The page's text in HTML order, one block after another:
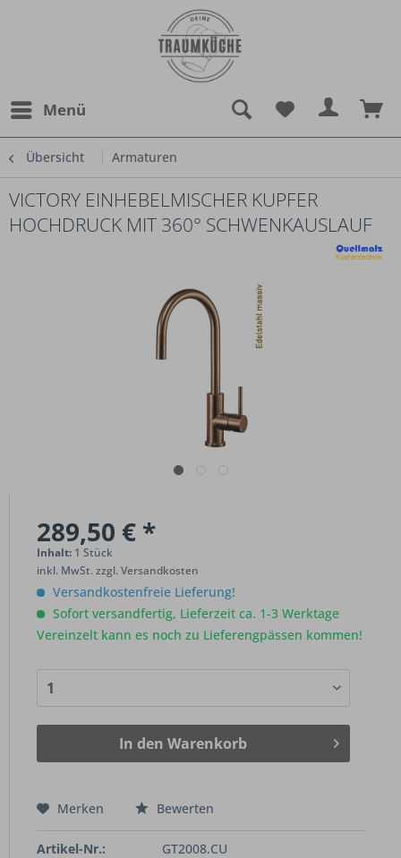
Menü
Übersicht Armaturen
VICTORY EINHEBELMISCHER KUPFER
HOCHDRUCK MIT 360° SCHWENKAUSLAUF
289,50 € *
Inhalt: 1 Stück
inkl. MwSt.zzgl. Versandkosten
Versandkostenfreie Lieferung!
Sofort versandfertig, Lieferzeit ca. 1-3 Werktage
Vereinzelt kann es noch zu Lieferengpässen kommen!
In den Warenkorb
Merken Bewerten
Artikel-Nr.:
GT2008.CU